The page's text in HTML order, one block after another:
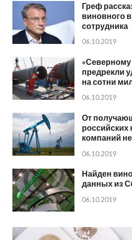
Греф
виновного
сотрудника
06.10.2019
«Северному
предрекли
на сотни
06.10.2019
От
компаний
06.10.2019
Найден
данных из
06.10.2019